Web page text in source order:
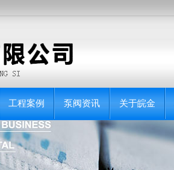
工程案例 泵阀资讯 关于皖金